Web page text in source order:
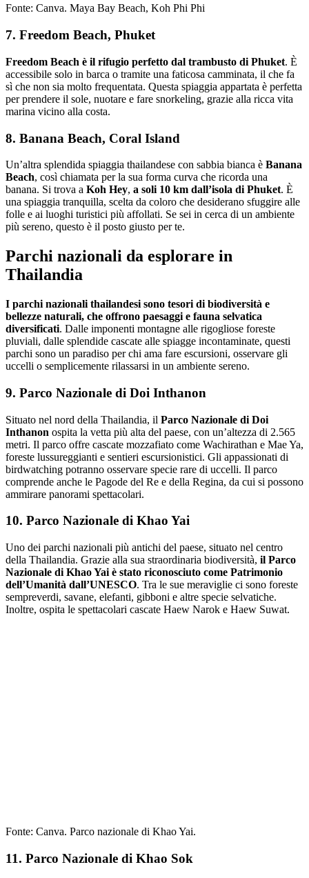
Fonte: Canva. Maya Bay Beach, Koh Phi Phi
7. Freedom Beach, Phuket
Freedom Beach è il rifugio perfetto dal trambusto di Phuket. È
accessibile solo in barca o tramite una faticosa camminata, il che fa
sì che non sia molto frequentata. Questa spiaggia appartata è perfetta
per prendere il sole, nuotare e fare snorkeling, grazie alla ricca vita
marina vicino alla costa.
8. Banana Beach, Coral Island
Un’altra splendida spiaggia thailandese con sabbia bianca è Banana
Beach, così chiamata per la sua forma curva che ricorda una
banana. Si trova a Koh Hey, a soli 10 km dall’isola di Phuket. È
una spiaggia tranquilla, scelta da coloro che desiderano sfuggire alle
folle e ai luoghi turistici più affollati. Se sei in cerca di un ambiente
più sereno, questo è il posto giusto per te.
Parchi nazionali da esplorare in
Thailandia
I parchi nazionali thailandesi sono tesori di biodiversità e
bellezze naturali, che offrono paesaggi e fauna selvatica
diversificati. Dalle imponenti montagne alle rigogliose foreste
pluviali, dalle splendide cascate alle spiagge incontaminate, questi
parchi sono un paradiso per chi ama fare escursioni, osservare gli
uccelli o semplicemente rilassarsi in un ambiente sereno.
9. Parco Nazionale di Doi Inthanon
Situato nel nord della Thailandia, il Parco Nazionale di Doi
Inthanon ospita la vetta più alta del paese, con un’altezza di 2.565
metri. Il parco offre cascate mozzafiato come Wachirathan e Mae Ya,
foreste lussureggianti e sentieri escursionistici. Gli appassionati di
birdwatching potranno osservare specie rare di uccelli. Il parco
comprende anche le Pagode del Re e della Regina, da cui si possono
ammirare panorami spettacolari.
10. Parco Nazionale di Khao Yai
Uno dei parchi nazionali più antichi del paese, situato nel centro
della Thailandia. Grazie alla sua straordinaria biodiversità, il Parco
Nazionale di Khao Yai è stato riconosciuto come Patrimonio
dell’Umanità dall’UNESCO. Tra le sue meraviglie ci sono foreste
sempreverdi, savane, elefanti, gibboni e altre specie selvatiche.
Inoltre, ospita le spettacolari cascate Haew Narok e Haew Suwat.
Fonte: Canva. Parco nazionale di Khao Yai.
11. Parco Nazionale di Khao Sok